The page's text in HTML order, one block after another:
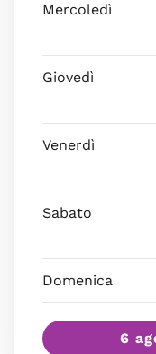
Mercoledì
Giovedì
Venerdì
Sabato
Domenica
6